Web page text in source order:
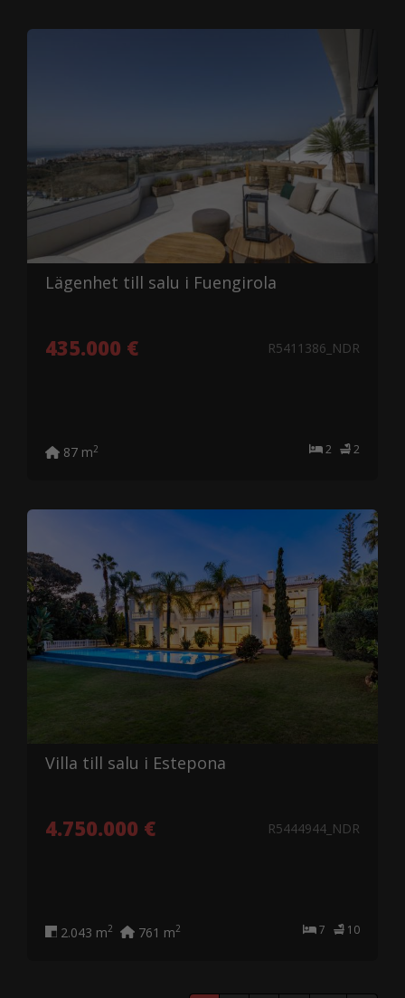
Lägenhet till salu i Fuengirola
435.000 € R5411386_NDR
2 2
87 m2
Villa till salu i Estepona
4.750.000 € R5444944_NDR
7 10
2.043 m2 761 m2